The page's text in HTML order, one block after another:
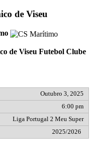
de Viseu
de Viseu Futebol Clube
Outubro 3, 2025
6:00 pm
Liga Portugal 2 Meu Super
2025/2026